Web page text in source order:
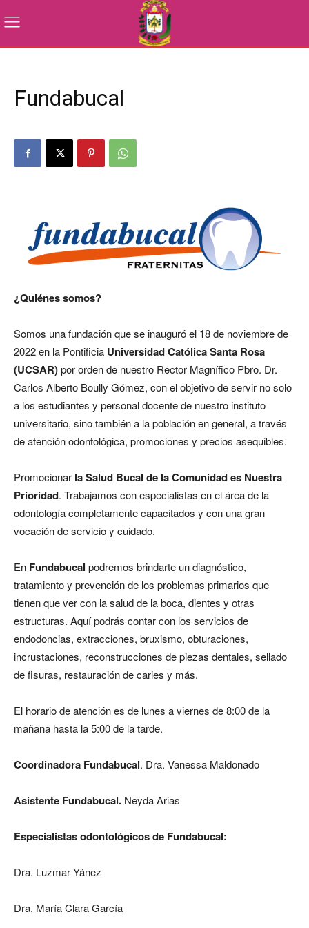
Fundabucal
¿Quiénes somos?
Somos una fundación que se inauguró el 18 de noviembre de
2022 en la Pontificia Universidad Católica Santa Rosa
(UCSAR)por orden de nuestro Rector Magnífico Pbro. Dr.
Carlos Alberto Boully Gómez, con el objetivo de servir no solo
a los estudiantes y personal docente de nuestro instituto
universitario, sino también a la población en general, a través
de atención odontológica, promociones y precios asequibles.
Promocionar la Salud Bucal de la Comunidad es Nuestra
Prioridad. Trabajamos con especialistas en el área de la
odontología completamente capacitados y con una gran
vocación de servicio y cuidado.
En Fundabucal podremos brindarte un diagnóstico,
tratamiento y prevención de los problemas primarios que
tienen que ver con la salud de la boca, dientes y otras
estructuras. Aquí podrás contar con los servicios de
endodoncias, extracciones, bruxismo, obturaciones,
incrustaciones, reconstrucciones de piezas dentales, sellado
de fisuras, restauración de caries y más.
El horario de atención es de lunes a viernes de 8:00 de la
mañana hasta la 5:00 de la tarde.
Coordinadora Fundabucal. Dra. Vanessa Maldonado
Asistente Fundabucal. Neyda Arias
Especialistas odontológicos de Fundabucal:
Dra. Luzmar Yánez
Dra. María Clara García